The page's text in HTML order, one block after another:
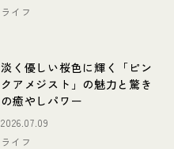
ライフ
淡く優しい桜色に輝く「ピン
クアメジスト」の魅力と驚き
の癒やしパワー
2026.07.09
ライフ